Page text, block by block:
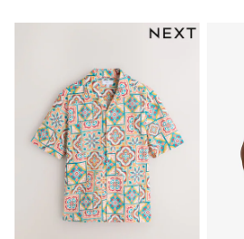
Girls
All Maternity
Cardigans & Knitwear
Coats & Pramsuits
Dresses
Dungarees
Leggings
Occasionwear
Sets & Outfits
Shorts
Swimwear
Socks & Tights